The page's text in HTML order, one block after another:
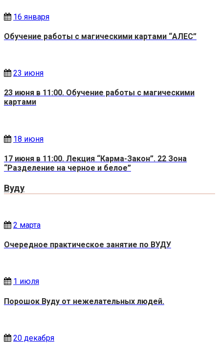
16 января
Обучение работы с магическими картами “АЛЕС”
23 июня
23 июня в 11:00. Обучение работы с магическими
картами
18 июня
17 июня в 11:00. Лекция “Карма-Закон”. 22 Зона
“Разделение на черное и белое”
Вуду
2 марта
Очередное практическое занятие по ВУДУ
1 июля
Порошок Вуду от нежелательных людей.
20 декабря